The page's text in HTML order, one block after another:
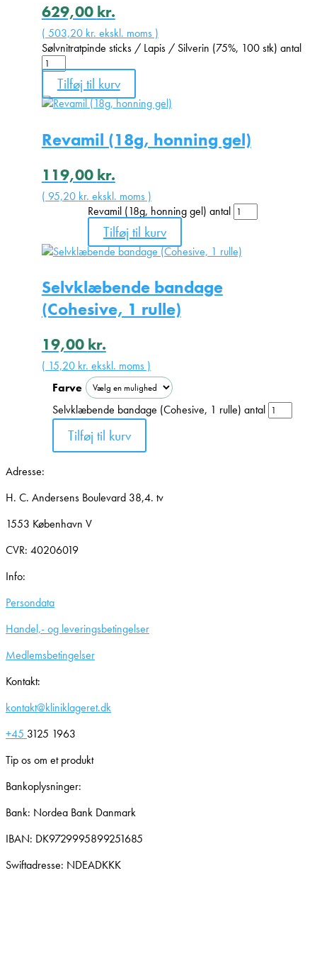
629,00 kr.
( 503,20 kr. ekskl. moms )
Sølvnitratpinde sticks / Lapis / Silverin (75%, 100 stk) antal
Tilføj til kurv
Revamil (18g, honning gel)
119,00 kr.
( 95,20 kr. ekskl. moms )
Revamil (18g, honning gel) antal
Tilføj til kurv
Selvklæbende bandage
(Cohesive, 1 rulle)
19,00 kr.
( 15,20 kr. ekskl. moms )
Farve
Selvklæbende bandage (Cohesive, 1 rulle) antal
Tilføj til kurv
Adresse:
H. C. Andersens Boulevard 38,4. tv
1553 København V
CVR: 40206019
Info:
Persondata
Handel,- og leveringsbetingelser
Medlemsbetingelser
Kontakt:
kontakt@kliniklageret.dk
+45 3125 1963
Tip os om et produkt
Bankoplysninger:
Bank: Nordea Bank Danmark
IBAN: DK9729995899251685
Swiftadresse: NDEADKKK